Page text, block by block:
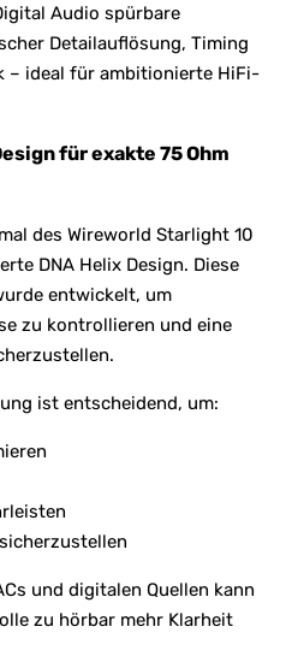
Audio spürbare
Detailauflösung, Timing
– ideal für ambitionierte HiFi-
für exakte 75 Ohm
des Wireworld Starlight 10
DNA Helix Design. Diese
entwickelt, um
zu kontrollieren und eine
ist entscheidend, um:
und digitalen Quellen kann
zu hörbar mehr Klarheit